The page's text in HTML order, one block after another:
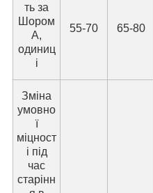
ть за
Шором
А,
одиниц
і
55-70 65-80
Зміна
умовно
ї
міцност
і під
час
старінн